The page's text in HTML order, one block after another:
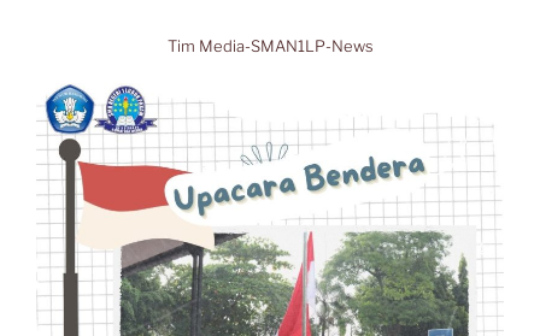
Tim Media-SMAN1LP-News